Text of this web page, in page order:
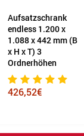
Aufsatzschrank
endless 1.200 x
1.088 x 442 mm (B
x H x T) 3
Ordnerhöhen
426,52€